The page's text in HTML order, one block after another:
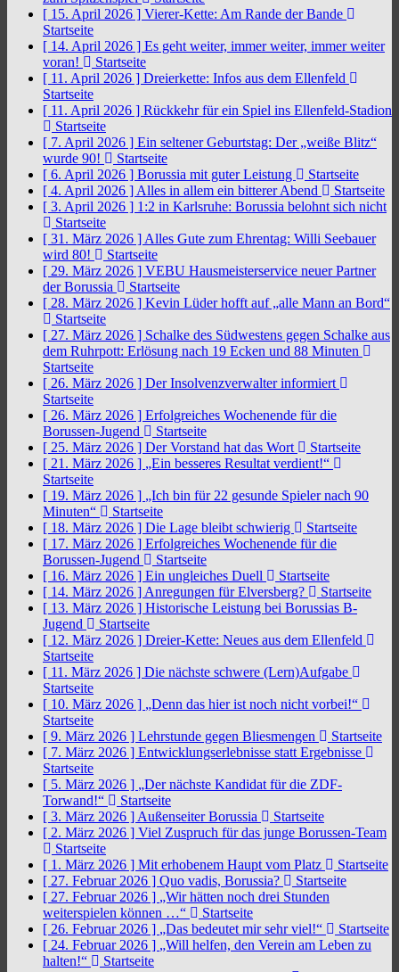
[ 15. April 2026 ] Vierer-Kette: Am Rande der Bande
Startseite
[ 14. April 2026 ] Es geht weiter, immer weiter, immer weiter
voran!
Startseite
[ 11. April 2026 ] Dreierkette: Infos aus dem Ellenfeld
Startseite
[ 11. April 2026 ] Rückkehr für ein Spiel ins Ellenfeld-Stadion
Startseite
[ 7. April 2026 ] Ein seltener Geburtstag: Der „weiße Blitz“
wurde 90!
Startseite
[ 6. April 2026 ] Borussia mit guter Leistung
Startseite
[ 4. April 2026 ] Alles in allem ein bitterer Abend
Startseite
[ 3. April 2026 ] 1:2 in Karlsruhe: Borussia belohnt sich nicht
Startseite
[ 31. März 2026 ] Alles Gute zum Ehrentag: Willi Seebauer
wird 80!
Startseite
[ 29. März 2026 ] VEBU Hausmeisterservice neuer Partner
der Borussia
Startseite
[ 28. März 2026 ] Kevin Lüder hofft auf „alle Mann an Bord“
Startseite
[ 27. März 2026 ] Schalke des Südwestens gegen Schalke aus
dem Ruhrpott: Erlösung nach 19 Ecken und 88 Minuten
Startseite
[ 26. März 2026 ] Der Insolvenzverwalter informiert
Startseite
[ 26. März 2026 ] Erfolgreiches Wochenende für die
Borussen-Jugend
Startseite
[ 25. März 2026 ] Der Vorstand hat das Wort
Startseite
[ 21. März 2026 ] „Ein besseres Resultat verdient!“
Startseite
[ 19. März 2026 ] „Ich bin für 22 gesunde Spieler nach 90
Minuten“
Startseite
[ 18. März 2026 ] Die Lage bleibt schwierig
Startseite
[ 17. März 2026 ] Erfolgreiches Wochenende für die
Borussen-Jugend
Startseite
[ 16. März 2026 ] Ein ungleiches Duell
Startseite
[ 14. März 2026 ] Anregungen für Elversberg?
Startseite
[ 13. März 2026 ] Historische Leistung bei Borussias B-
Jugend
Startseite
[ 12. März 2026 ] Dreier-Kette: Neues aus dem Ellenfeld
Startseite
[ 11. März 2026 ] Die nächste schwere (Lern)Aufgabe
Startseite
[ 10. März 2026 ] „Denn das hier ist noch nicht vorbei!“
Startseite
[ 9. März 2026 ] Lehrstunde gegen Bliesmengen
Startseite
[ 7. März 2026 ] Entwicklungserlebnisse statt Ergebnisse
Startseite
[ 5. März 2026 ] „Der nächste Kandidat für die ZDF-
Torwand!“
Startseite
[ 3. März 2026 ] Außenseiter Borussia
Startseite
[ 2. März 2026 ] Viel Zuspruch für das junge Borussen-Team
Startseite
[ 1. März 2026 ] Mit erhobenem Haupt vom Platz
Startseite
[ 27. Februar 2026 ] Quo vadis, Borussia?
Startseite
[ 27. Februar 2026 ] „Wir hätten noch drei Stunden
weiterspielen können …“
Startseite
[ 26. Februar 2026 ] „Das bedeutet mir sehr viel!“
Startseite
[ 24. Februar 2026 ] „Will helfen, den Verein am Leben zu
halten!“
Startseite